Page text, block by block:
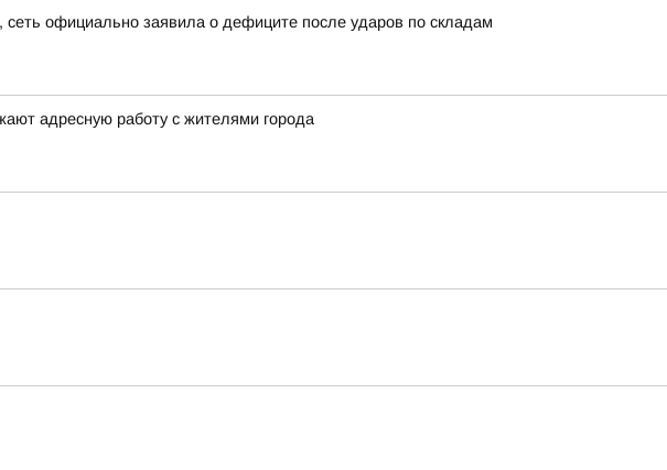
официально заявила о дефиците после ударов по складам
адресную работу с жителями города